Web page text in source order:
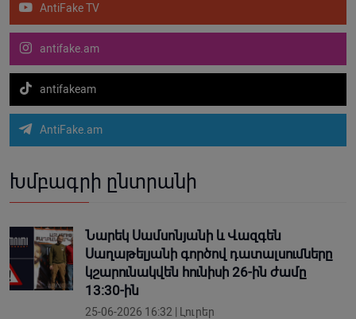
AntiFake TV
antifake.am
antifakeam
AntiFake.am
Խմբագրի ընտրանի
Նարեկ Սամսոնյանի և Վազգեն
Սաղաթելյանի գործով դատալսումները
կշարունակվեն հունիսի 26-ին ժամը
13:30-ին
25-06-2026 16:32 | Լուրեր